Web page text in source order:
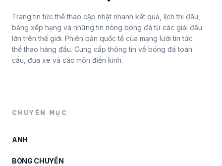
Trang tin tức thể thao cập nhật nhanh kết quả, lịch thi đấu,
bảng xếp hạng và những tin nóng bóng đá từ các giải đấu
lớn trên thế giới. Phiên bản quốc tế của mạng lưới tin tức
thể thao hàng đầu. Cung cấp thông tin về bóng đá toàn
cầu, đua xe và các môn điền kinh.
CHUYÊN MỤC
ANH
BÓNG CHUYỀN